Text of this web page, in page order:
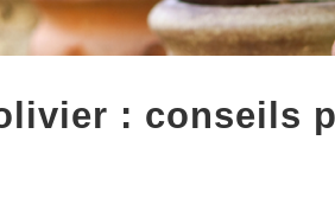
: conseils